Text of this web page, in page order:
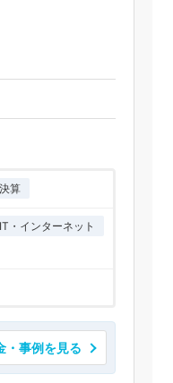
算
IT・インターネット
・事例を見る